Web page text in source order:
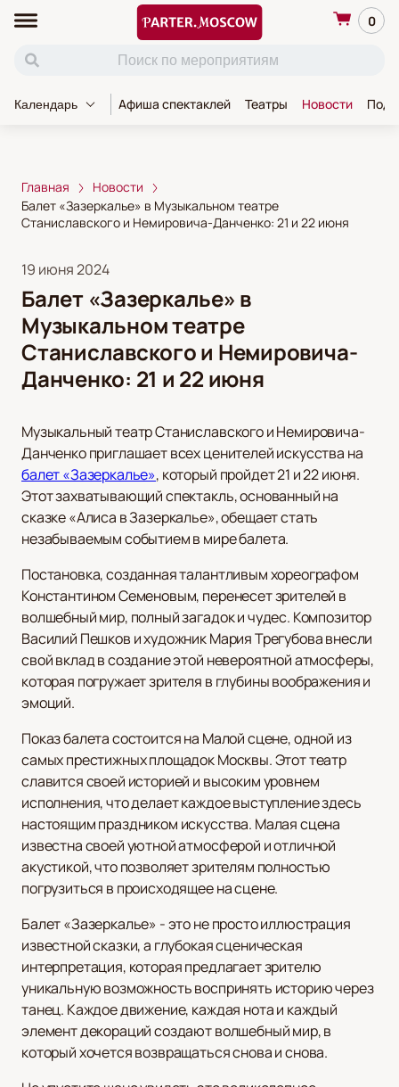
0
Календарь Афиша спектаклей Театры Новости
Главная
Новости
Балет «Зазеркалье» в Музыкальном театре
Станиславского и Немировича-Данченко: 21 и 22 июня
19 июня 2024
Балет «Зазеркалье» в
Музыкальном театре
Станиславского и Немировича-
Данченко: 21 и 22 июня
Музыкальный театр Станиславского и Немировича-
Данченко приглашает всех ценителей искусства на
балет «Зазеркалье», который пройдет 21 и 22 июня.
Этот захватывающий спектакль, основанный на
сказке «Алиса в Зазеркалье», обещает стать
незабываемым событием в мире балета.
Постановка, созданная талантливым хореографом
Константином Семеновым, перенесет зрителей в
волшебный мир, полный загадок и чудес. Композитор
Василий Пешков и художник Мария Трегубова внесли
свой вклад в создание этой невероятной атмосферы,
которая погружает зрителя в глубины воображения и
эмоций.
Показ балета состоится на Малой сцене, одной из
самых престижных площадок Москвы. Этот театр
славится своей историей и высоким уровнем
исполнения, что делает каждое выступление здесь
настоящим праздником искусства. Малая сцена
известна своей уютной атмосферой и отличной
акустикой, что позволяет зрителям полностью
погрузиться в происходящее на сцене.
Балет «Зазеркалье» - это не просто иллюстрация
известной сказки, а глубокая сценическая
интерпретация, которая предлагает зрителю
уникальную возможность воспринять историю через
танец. Каждое движение, каждая нота и каждый
элемент декораций создают волшебный мир, в
который хочется возвращаться снова и снова.